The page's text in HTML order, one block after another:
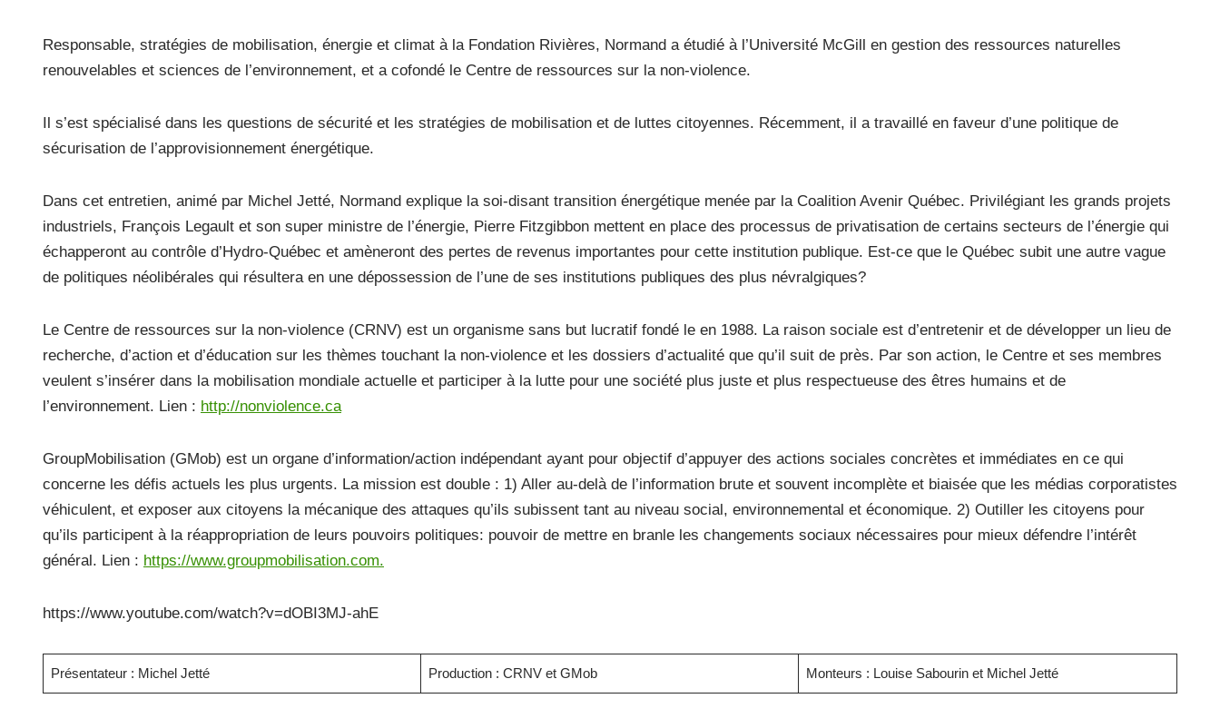
Responsable, stratégies de mobilisation, énergie et climat à la Fondation Rivières, Normand a étudié à l’Université McGill en gestion des ressources naturelles
renouvelables et sciences de l’environnement, et a cofondé le Centre de ressources sur la non-violence.
Il s’est spécialisé dans les questions de sécurité et les stratégies de mobilisation et de luttes citoyennes. Récemment, il a travaillé en faveur d’une politique de
sécurisation de l’approvisionnement énergétique.
Dans cet entretien, animé par Michel Jetté, Normand explique la soi-disant transition énergétique menée par la Coalition Avenir Québec. Privilégiant les grands projets
industriels, François Legault et son super ministre de l’énergie, Pierre Fitzgibbon mettent en place des processus de privatisation de certains secteurs de l’énergie qui
échapperont au contrôle d’Hydro-Québec et amèneront des pertes de revenus importantes pour cette institution publique. Est-ce que le Québec subit une autre vague
de politiques néolibérales qui résultera en une dépossession de l’une de ses institutions publiques des plus névralgiques?
Le Centre de ressources sur la non-violence (CRNV) est un organisme sans but lucratif fondé le en 1988. La raison sociale est d’entretenir et de développer un lieu de
recherche, d’action et d’éducation sur les thèmes touchant la non-violence et les dossiers d’actualité que qu’il suit de près. Par son action, le Centre et ses membres
veulent s’insérer dans la mobilisation mondiale actuelle et participer à la lutte pour une société plus juste et plus respectueuse des êtres humains et de
l’environnement. Lien : http://nonviolence.ca
GroupMobilisation (GMob) est un organe d’information/action indépendant ayant pour objectif d’appuyer des actions sociales concrètes et immédiates en ce qui
concerne les défis actuels les plus urgents. La mission est double : 1) Aller au-delà de l’information brute et souvent incomplète et biaisée que les médias corporatistes
véhiculent, et exposer aux citoyens la mécanique des attaques qu’ils subissent tant au niveau social, environnemental et économique. 2) Outiller les citoyens pour
qu’ils participent à la réappropriation de leurs pouvoirs politiques: pouvoir de mettre en branle les changements sociaux nécessaires pour mieux défendre l’intérêt
général. Lien : https://www.groupmobilisation.com.
https://www.youtube.com/watch?v=dOBI3MJ-ahE
Présentateur : Michel Jetté Production : CRNV et GMob Monteurs : Louise Sabourin et Michel Jetté